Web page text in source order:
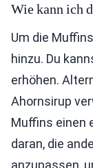
Wie kann ich
Um die
hinzu. Du
erhöhen.
Ahornsirup
Muffins einen
daran, die
anzupassen,